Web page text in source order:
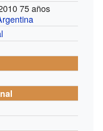
75 años